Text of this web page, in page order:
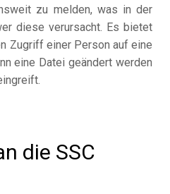
zu melden, was in der
diese verursacht. Es bietet
Zugriff einer Person auf eine
eine Datei geändert werden
die SSC